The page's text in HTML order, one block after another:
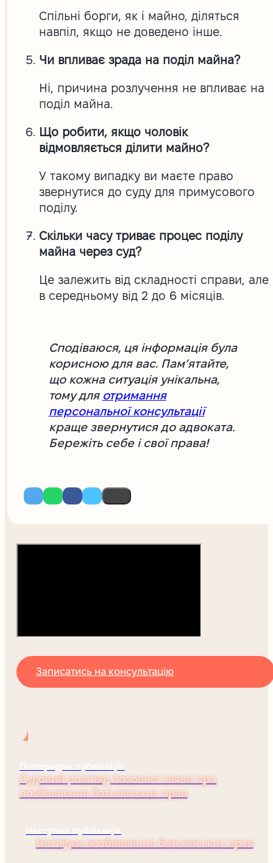
Спільні борги, як і майно, діляться
навпіл, якщо не доведено інше.
Чи впливає зрада на поділ майна?
Ні, причина розлучення не впливає на
поділ майна.
Що робити, якщо чоловік
відмовляється ділити майно?
У такому випадку ви маєте право
звернутися до суду для примусового
поділу.
Скільки часу триває процес поділу
майна через суд?
Це залежить від складності справи, але
в середньому від 2 до 6 місяців.
Сподіваюся, ця інформація була
корисною для вас. Пам’ятайте,
що кожна ситуація унікальна,
тому для отримання
персональної консультації
краще звернутися до адвоката.
Бережіть себе і свої права!
Записатись на консультацію
Попередня публікація
Судовий розгляд позовної заяви про
позбавлення батьківських прав
Наступна публікація
Наслідки позбавлення батьківських прав